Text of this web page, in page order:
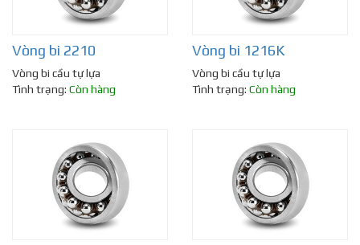
Vòng bi 2210
Vòng bi cầu tự lựa
Tình trạng: Còn hàng
Vòng bi 1216K
Vòng bi cầu tự lựa
Tình trạng: Còn hàng